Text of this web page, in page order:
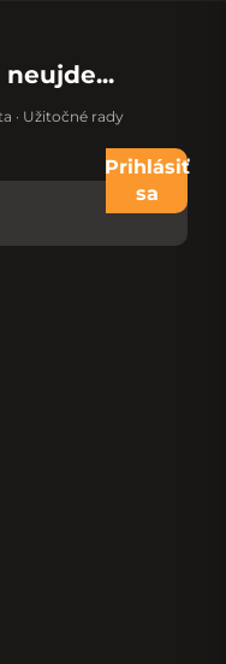
· Užitočné rady
toto pole:
Prihlásiť
sa